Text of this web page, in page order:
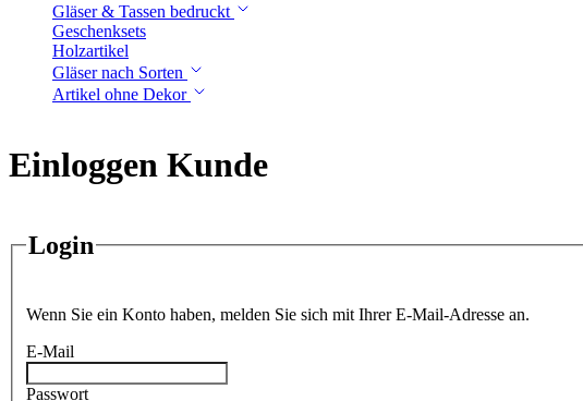
Gläser & Tassen bedruckt
Geschenksets
Holzartikel
Gläser nach Sorten
Artikel ohne Dekor
Einloggen Kunde
Login
Wenn Sie ein Konto haben, melden Sie sich mit Ihrer E-Mail-Adresse an.
E-Mail
Passwort